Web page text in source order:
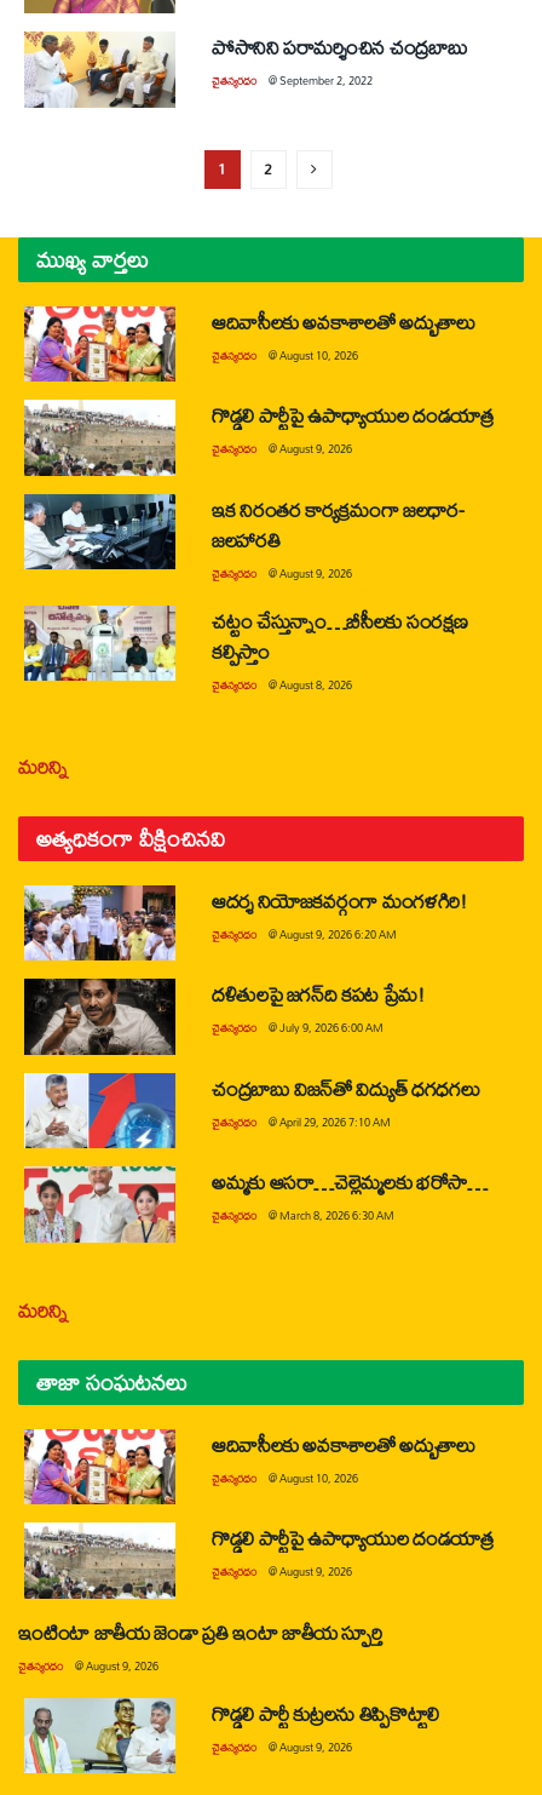
పోసానిని పరామర్శించిన చంద్రబాబు
చైతన్యరధం @September 2, 2022
1 2
ముఖ్య వార్తలు
ఆదివాసీలకు అవకాశాలతో అద్భుతాలు
చైతన్యరధం @August 10, 2026
గొడ్డలి పార్టీపై ఉపాధ్యాయుల దండయాత్ర
చైతన్యరధం @August 9, 2026
ఇక నిరంతర కార్యక్రమంగా జలధార-
జలహారతి
చైతన్యరధం @August 9, 2026
చట్టం చేస్తున్నాం…బీసీలకు సంరక్షణ
కల్పిస్తాం
చైతన్యరధం @August 8, 2026
మరిన్ని
అత్యధికంగా వీక్షించినవి
ఆదర్శ నియోజకవర్గంగా మంగళగిరి!
చైతన్యరధం @August 9, 2026 6:20 AM
దళితులపై జగన్‌ది కపట ప్రేమ!
చైతన్యరధం @July 9, 2026 6:00 AM
చంద్రబాబు విజన్‌తో విద్యుత్ ధగధగలు
చైతన్యరధం @April 29, 2026 7:10 AM
అమ్మకు ఆసరా…చెల్లెమ్మలకు భరోసా…
చైతన్యరధం @March 8, 2026 6:30 AM
మరిన్ని
తాజా సంఘటనలు
ఆదివాసీలకు అవకాశాలతో అద్భుతాలు
చైతన్యరధం @August 10, 2026
గొడ్డలి పార్టీపై ఉపాధ్యాయుల దండయాత్ర
చైతన్యరధం @August 9, 2026
ఇంటింటా జాతీయ జెండా ప్రతి ఇంటా జాతీయ స్ఫూర్తి
చైతన్యరధం @August 9, 2026
గొడ్డలి పార్టీ కుట్రలను తిప్పికొట్టాలి
చైతన్యరధం @August 9, 2026